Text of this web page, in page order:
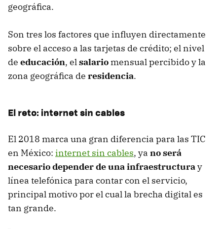
geográfica.
Son tres los factores que influyen directamente
sobre el acceso a las tarjetas de crédito; el nivel
de educación, elsalario mensual percibido y la
zona geográfica de residencia.
El reto: internet sin cables
El 2018 marca una gran diferencia para las TIC
en México: internet sin cables, ya no será
necesario depender de una infraestructuray
línea telefónica para contar con el servicio,
principal motivo por el cual la brecha digital es
tan grande.